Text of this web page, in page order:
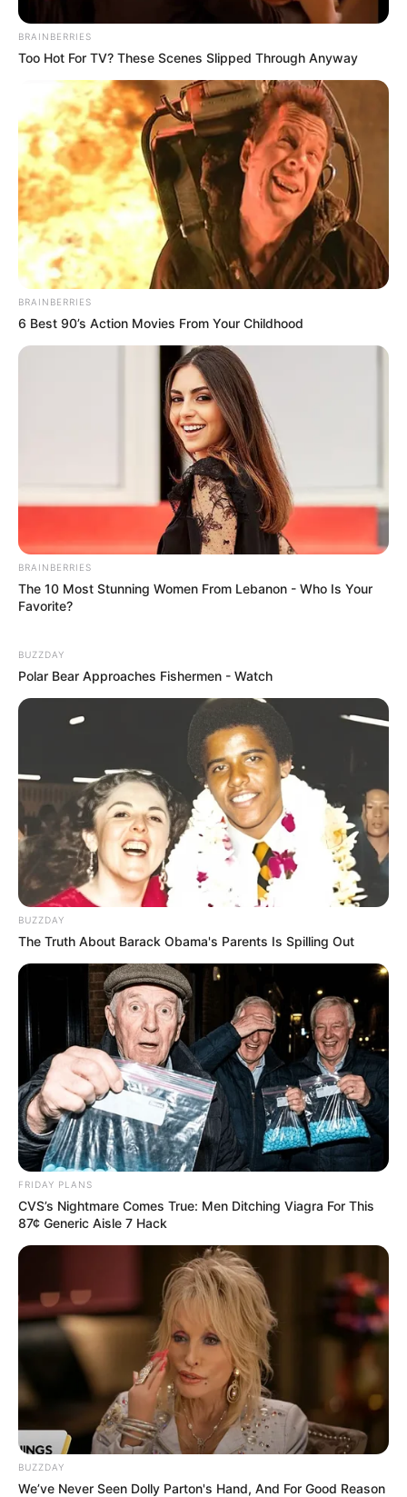
Top Buzz
Top Buzz
BRAINBERRIES
Too Hot For TV? These Scenes Slipped Through Anyway
BRAINBERRIES
6 Best 90’s Action Movies From Your Childhood
BRAINBERRIES
The 10 Most Stunning Women From Lebanon - Who Is Your
Favorite?
BUZZDAY
Polar Bear Approaches Fishermen - Watch
BUZZDAY
The Truth About Barack Obama's Parents Is Spilling Out
FRIDAY PLANS
CVS’s Nightmare Comes True: Men Ditching Viagra For This
87¢ Generic Aisle 7 Hack
BUZZDAY
We’ve Never Seen Dolly Parton's Hand, And For Good Reason